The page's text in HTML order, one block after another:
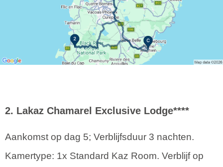
2. Lakaz Chamarel Exclusive Lodge****
Aankomst op dag 5; Verblijfsduur 3 nachten.
Kamertype: 1x Standard Kaz Room. Verblijf op